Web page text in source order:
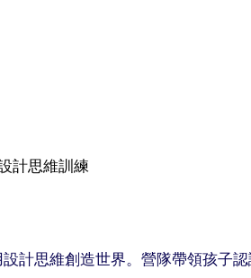
計思維訓練
計思維創造世界。營隊帶領孩子